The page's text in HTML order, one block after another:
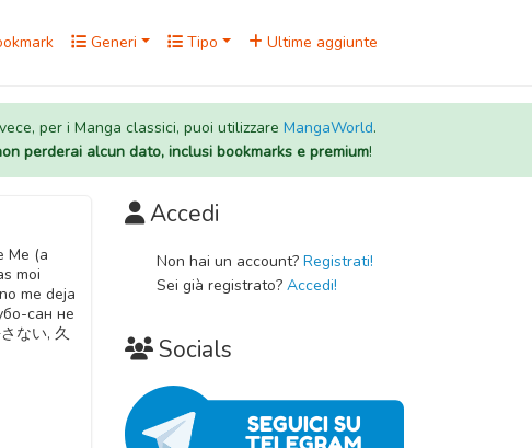
Generi Tipo Ultime aggiunte
per i Manga classici, puoi utilizzare MangaWorld.
perderai alcun dato, inclusi bookmarks e premium!
Me (a
moi
me deja
сан не
ない, 久
Accedi
Non hai un account? Registrati!
Sei già registrato? Accedi!
Socials